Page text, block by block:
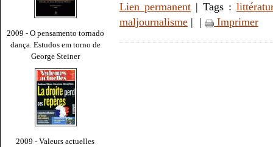
2009 - O pensamento tornado
dança. Estudos em torno de
George Steiner
2009 - Valeurs actuelles
Lien permanent | Tags :
maljournalisme | | Imprimer